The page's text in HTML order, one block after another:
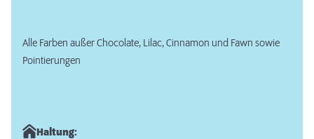
Alle Farben außer Chocolate, Lilac, Cinnamon und Fawn sowie
Pointierungen
Haltung: